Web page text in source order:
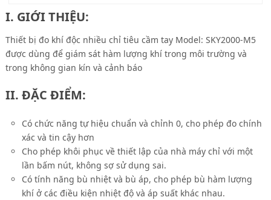
I. GIỚI THIỆU:
Thiết bị đo khí độc nhiều chỉ tiêu cầm tay Model: SKY2000-M5
được dùng để giám sát hàm lượng khí trong môi trường và
trong không gian kín và cảnh báo
II. ĐẶC ĐIỂM:
Có chức năng tự hiệu chuẩn và chỉnh 0, cho phép đo chính
xác và tin cậy hơn
Cho phép khôi phục về thiết lập của nhà máy chỉ với một
lần bấm nút, không sợ sử dụng sai.
Có tính năng bù nhiệt và bù áp, cho phép bù hàm lượng
khí ở các điều kiện nhiệt độ và áp suất khác nhau.